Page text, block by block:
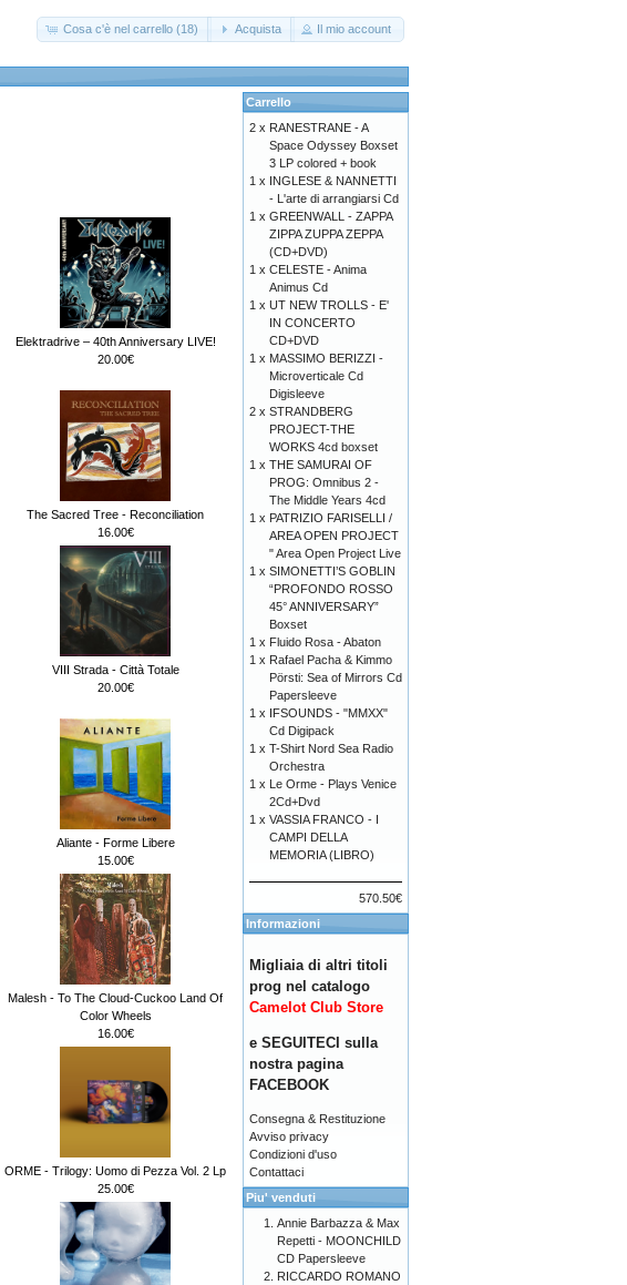
Cosa c'è nel carrello (18) Acquista Il mio account
Elektradrive – 40th Anniversary LIVE!
20.00€
The Sacred Tree - Reconciliation
16.00€
VIII Strada - Città Totale
20.00€
Aliante - Forme Libere
15.00€
Malesh - To The Cloud-Cuckoo Land Of
Color Wheels
16.00€
ORME - Trilogy: Uomo di Pezza Vol. 2 Lp
25.00€
Carrello
2 x RANESTRANE - A
Space Odyssey Boxset
3 LP colored + book
1 x INGLESE & NANNETTI
- L'arte di arrangiarsi Cd
1 x GREENWALL - ZAPPA
ZIPPA ZUPPA ZEPPA
(CD+DVD)
1 x CELESTE - Anima
Animus Cd
1 x UT NEW TROLLS - E'
IN CONCERTO
CD+DVD
1 x MASSIMO BERIZZI -
Microverticale Cd
Digisleeve
2 x STRANDBERG
PROJECT-THE
WORKS 4cd boxset
1 x THE SAMURAI OF
PROG: Omnibus 2 -
The Middle Years 4cd
1 x PATRIZIO FARISELLI /
AREA OPEN PROJECT
" Area Open Project Live
1 x SIMONETTI’S GOBLIN
“PROFONDO ROSSO
45° ANNIVERSARY”
Boxset
1 x Fluido Rosa - Abaton
1 x Rafael Pacha & Kimmo
Pörsti: Sea of Mirrors Cd
Papersleeve
1 x IFSOUNDS - "MMXX"
Cd Digipack
1 x T-Shirt Nord Sea Radio
Orchestra
1 x Le Orme - Plays Venice
2Cd+Dvd
1 x VASSIA FRANCO - I
CAMPI DELLA
MEMORIA (LIBRO)
570.50€
Informazioni
Migliaia di altri titoli
prog nel catalogo
Camelot Club Store
e SEGUITECI sulla
nostra pagina
FACEBOOK
Consegna & Restituzione
Avviso privacy
Condizioni d'uso
Contattaci
Piu' venduti
Annie Barbazza & Max
Repetti - MOONCHILD
CD Papersleeve
RICCARDO ROMANO